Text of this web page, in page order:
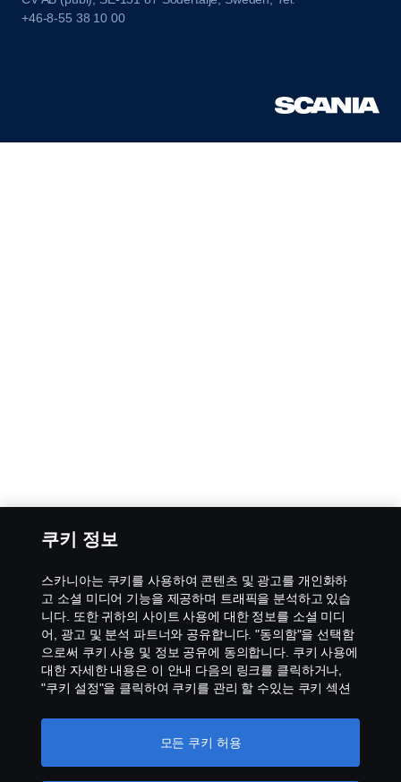
+46-8-55 38 10 00
쿠키 정보
스카니아는 쿠키를 사용하여 콘텐츠 및 광고를 개인화하
고 소셜 미디어 기능을 제공하며 트래픽을 분석하고 있습
니다. 또한 귀하의 사이트 사용에 대한 정보를 소셜 미디
어, 광고 및 분석 파트너와 공유합니다. "동의함"을 선택함
으로써 쿠키 사용 및 정보 공유에 동의합니다. 쿠키 사용에
대한 자세한 내용은 이 안내 다음의 링크를 클릭하거나,
"쿠키 설정"을 클릭하여 쿠키를 관리 할 수있는 쿠키 섹션
모든 쿠키 허용